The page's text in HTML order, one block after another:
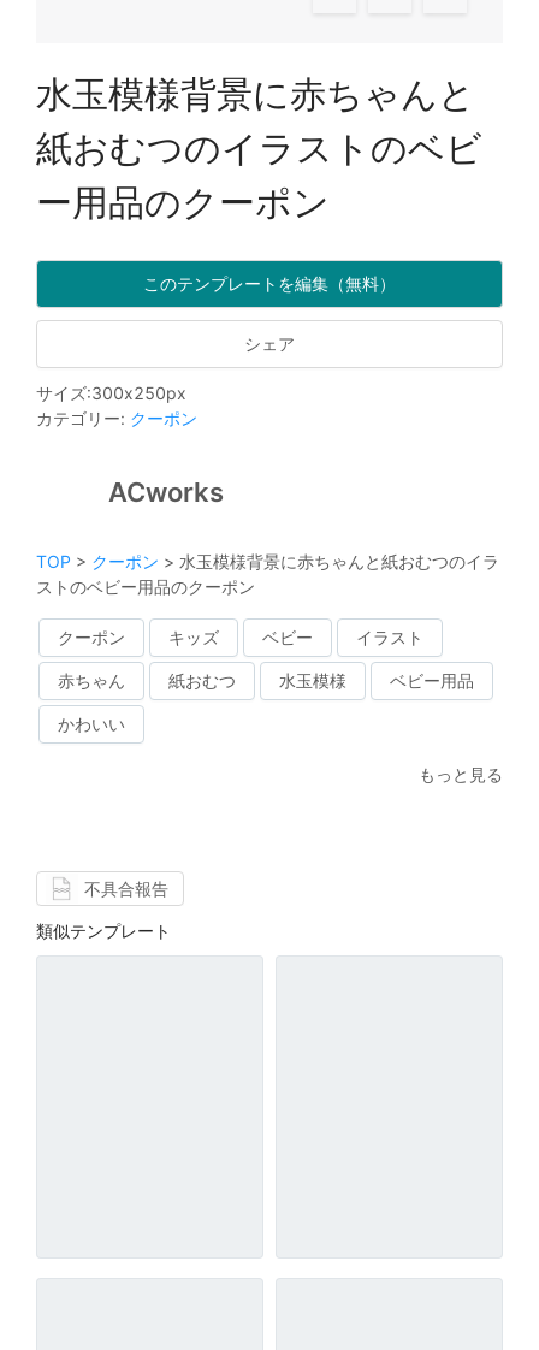
水玉模様背景に赤ちゃんと
紙おむつのイラストのベビ
ー用品のクーポン
このテンプレートを編集（無料）
シェア
サイズ:300x250px
カテゴリー: クーポン
ACworks
TOP > クーポン > 水玉模様背景に赤ちゃんと紙おむつのイラ
ストのベビー用品のクーポン
クーポン キッズ ベビー イラスト
赤ちゃん 紙おむつ 水玉模様 ベビー用品
かわいい
もっと見る
不具合報告
類似テンプレート